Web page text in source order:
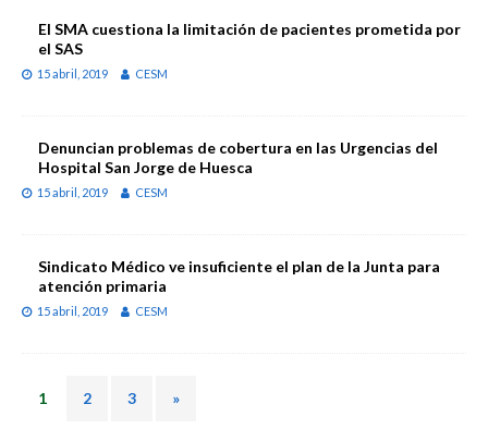
El SMA cuestiona la limitación de pacientes prometida por
el SAS
15 abril, 2019 CESM
Denuncian problemas de cobertura en las Urgencias del
Hospital San Jorge de Huesca
15 abril, 2019 CESM
Sindicato Médico ve insuficiente el plan de la Junta para
atención primaria
15 abril, 2019 CESM
1 2 3 »